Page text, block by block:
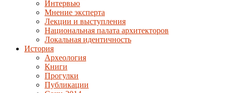
Интервью
Мнение эксперта
Лекции и выступления
Национальная палата архитекторов
Локальная идентичность
История
Археология
Книги
Прогулки
Публикации